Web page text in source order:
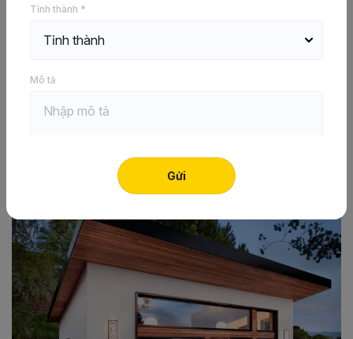
Tỉnh thành *
Mô tả
một căn nhà lắp ghép đẹp, hiện đại và đầy đủ công năng?
lắp ghép rẻ đẹp và chất lượng nhất.